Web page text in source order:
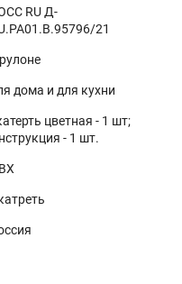
RU Д-
21
дома и для кухни
цветная - 1 шт;
- 1 шт.